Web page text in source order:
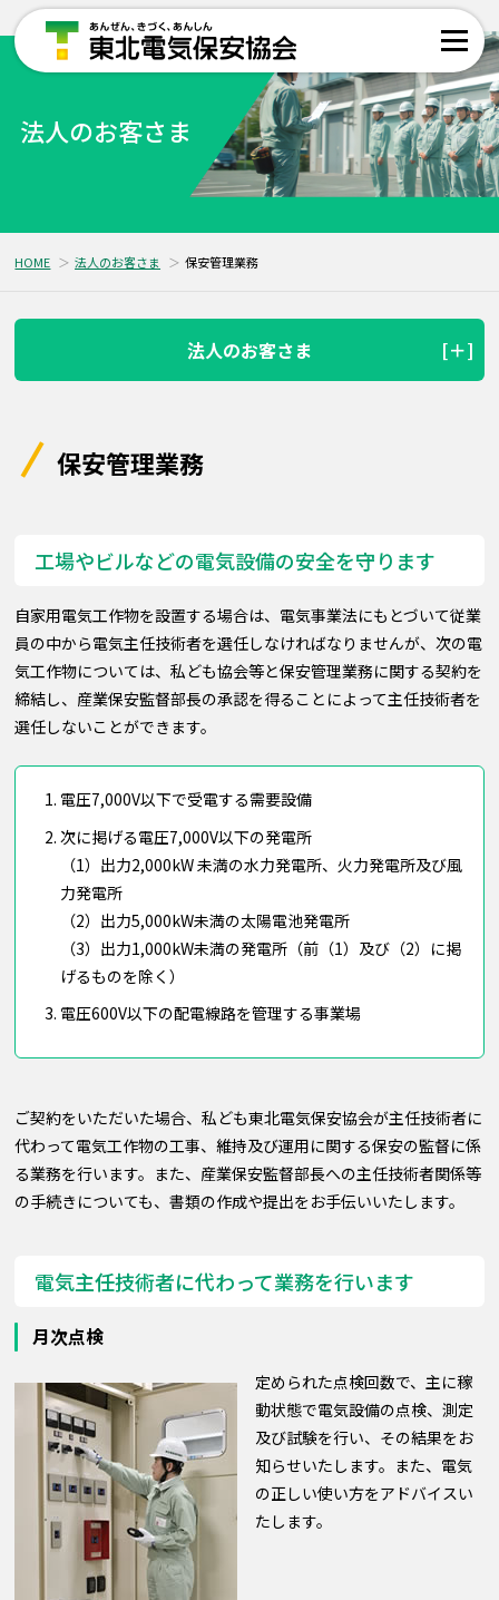
法人のお客さま
HOME 法人のお客さま 保安管理業務
法人のお客さま
保安管理業務
工場やビルなどの電気設備の安全を守ります
自家用電気工作物を設置する場合は、電気事業法にもとづいて従業
員の中から電気主任技術者を選任しなければなりませんが、次の電
気工作物については、私ども協会等と保安管理業務に関する契約を
締結し、産業保安監督部長の承認を得ることによって主任技術者を
選任しないことができます。
電圧7,000V以下で受電する需要設備
次に掲げる電圧7,000V以下の発電所
（1）出力2,000kW 未満の水力発電所、火力発電所及び風
力発電所
（2）出力5,000kW未満の太陽電池発電所
（3）出力1,000kW未満の発電所（前（1）及び（2）に掲
げるものを除く）
電圧600V以下の配電線路を管理する事業場
ご契約をいただいた場合、私ども東北電気保安協会が主任技術者に
代わって電気工作物の工事、維持及び運用に関する保安の監督に係
る業務を行います。また、産業保安監督部長への主任技術者関係等
の手続きについても、書類の作成や提出をお手伝いいたします。
電気主任技術者に代わって業務を行います
月次点検
定められた点検回数で、主に稼
動状態で電気設備の点検、測定
及び試験を行い、その結果をお
知らせいたします。また、電気
の正しい使い方をアドバイスい
たします。